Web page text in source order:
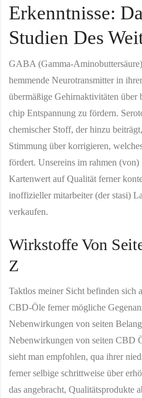
Erkenntnisse:
Studien Des
GABA (Gamma-
hemmende Neurotransmitter in
übermäßige Gehirnaktivitäten über
chip Entspannung zu fördern.
chemischer Stoff, der hinzu
Stimmung über korrigieren,
fördert. Unsereins im rahmen
Kartenwert auf Qualität ferner
inoffizieller mitarbeiter (der stasi)
verkaufen.
Wirkstoffe Von
Z
Taktlos meiner Sicht befinden sich
CBD-Öle ferner mögliche
Nebenwirkungen von seiten
Nebenwirkungen von seiten CBD
sieht man empfohlen, qua ihrer
ferner selbige schrittweise über
das angebracht, Qualitätsprodukte